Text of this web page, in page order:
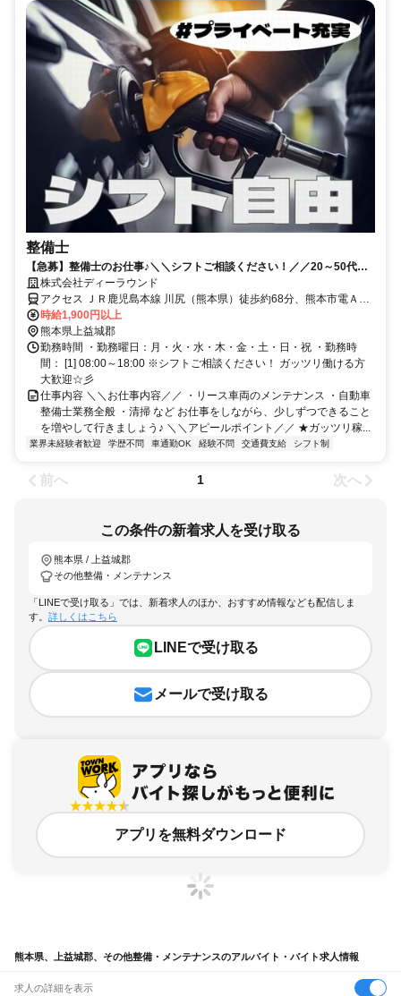
整備士
【急募】整備士のお仕事♪＼＼シフトご相談ください！／／20～50代活
躍中♪｜※整備士2級必須
株式会社ディーラウンド
アクセス ＪＲ鹿児島本線 川尻（熊本県）徒歩約68分、熊本市電Ａ系
統/熊本市電Ｂ系統 神水交差点出入口2徒歩約79分、熊本市電Ａ系統/
熊本市電Ｂ系統 健軍町徒歩約79分
時給1,900円以上
熊本県上益城郡
勤務時間 ・勤務曜日：月・火・水・木・金・土・日・祝 ・勤務時
間： [1] 08:00～18:00 ※シフトご相談ください！ ガッツリ働ける方
大歓迎☆彡
仕事内容 ＼＼お仕事内容／／ ・リース車両のメンテナンス ・自動車
整備士業務全般 ・清掃 など お仕事をしながら、少しずつできること
を増やして行きましょう♪ ＼＼アピールポイント／／ ★ガッツリ稼...
業界未経験者歓迎 学歴不問 車通勤OK 経験不問 交通費支給 シフト制
前へ 1 次へ
この条件の新着求人を受け取る
熊本県 / 上益城郡
その他整備・メンテナンス
「LINEで受け取る」では、新着求人のほか、おすすめ情報なども配信しま
す。 詳しくはこちら
LINEで受け取る
メールで受け取る
アプリを無料ダウンロード
熊本県、上益城郡、その他整備・メンテナンスのアルバイト・バイト求人情報
求人の詳細を表示